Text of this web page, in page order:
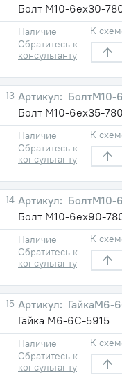
Болт М10-6ех30-
Наличие
Обратитесь к
консультанту
К
13
БолтМ10-
Болт М10-6ех35-
Наличие
Обратитесь к
консультанту
К
14
БолтМ10-
Болт М10-6ех90-
Наличие
Обратитесь к
консультанту
К
15
ГайкаМ6-
Гайка М6-6С-5915
Наличие
Обратитесь к
консультанту
К